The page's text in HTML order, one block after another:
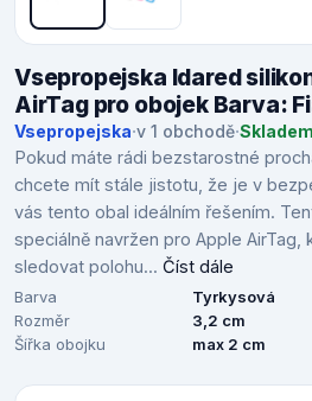
Vsepropejska Idared
AirTag pro obojek Barva:
Vsepropejska·v 1 obchodě·Skladem
Pokud máte rádi bezstarostné
chcete mít stále jistotu, že je v
vás tento obal ideálním řešením.
speciálně navržen pro Apple
sledovat polohu... Číst dále
Barva
Tyrkysová
Rozměr
3,2 cm
Šířka obojku
max 2 cm